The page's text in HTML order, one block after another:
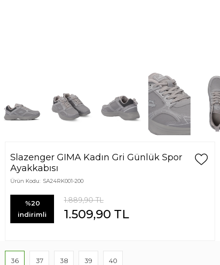
Slazenger GIMA Kadın Gri Günlük Spor
Ayakkabısı
Ürün Kodu: SA24RK001-200
%20
indirimli
1.889,90TL
1.509,90 TL
36 37 38 39 40